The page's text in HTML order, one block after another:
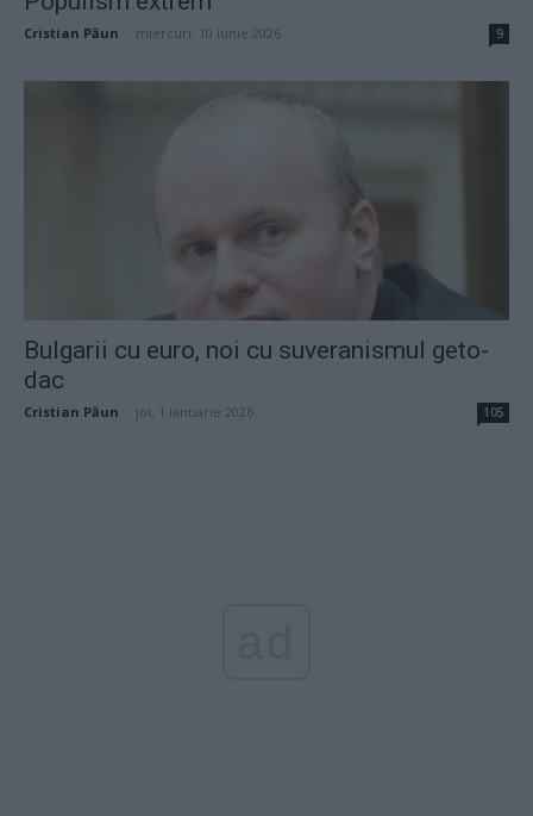
Cristian Păun miercuri, 10 iunie 2026 9
Bulgarii cu euro, noi cu suveranismul geto-
dac
Cristian Păun joi, 1 ianuarie 2026 105